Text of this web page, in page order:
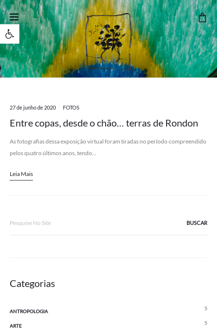
Open toolbar
27 de junho de 2020 FOTOS
Entre copas, desde o chão… terras de Rondon
As fotografias dessa exposição virtual foram tiradas no período compreendido
pelos quatro últimos anos, tendo…
Leia Mais
Categorias
ANTROPOLOGIA 5
ARTE 5